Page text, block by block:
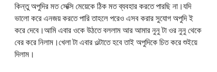
কিন্তু অপুদির মত সেক্সি মেয়েকে ঠিক মত ব্যবহার করতে পারছি না।যদি
ভালো করে এনজয় করতে পারি তাহলে পরেও এসব করার সুযোগ অপুদি ই
করে দেবে।আমি এবার ওকে উঠতে বললাম আর আমার নুনু টা ওর নুনু থেকে
বের করে নিলাম।খেলা টা এবার ওল্টাতে হবে তাই অপুদিকে চিত করে শুইয়ে
দিলাম।